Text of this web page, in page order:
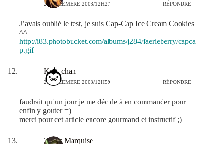
27 DÉCEMBRE 2008/12H27 RÉPONDRE
J’avais oublié le test, je suis Cap-Cap Ice Cream Cookies
^^
http://i83.photobucket.com/albums/j284/faerieberry/capca
p.gif
Kyn_chan
27 DÉCEMBRE 2008/12H59 RÉPONDRE
faudrait qu’un jour je me décide à en commander pour
enfin y gouter =)
merci pour cet article encore gourmand et instructif ;)
Zechs Marquise